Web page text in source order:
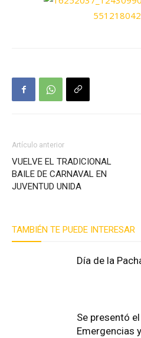
Artículo anterior
VUELVE EL TRADICIONAL
BAILE DE CARNAVAL EN
JUVENTUD UNIDA
TAMBIÉN TE PUEDE INTERESAR
Día de la
Se presentó
Emergencias